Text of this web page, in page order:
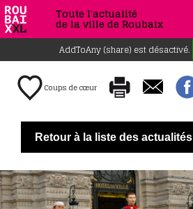
Toute l'actualité
de la ville de Roubaix
AddToAny (share) est désactivé.
Coups de cœur
Retour à la liste des actualités